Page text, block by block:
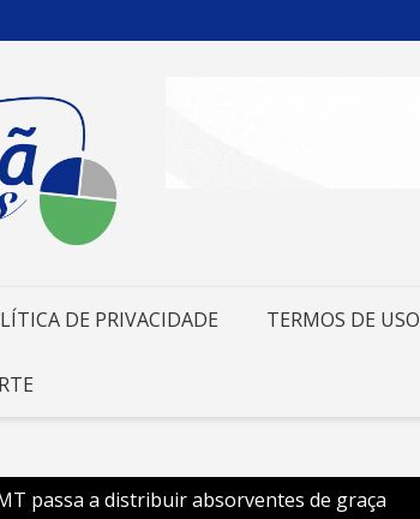
DE PRIVACIDADE TERMOS DE USO
passa a distribuir absorventes de graça